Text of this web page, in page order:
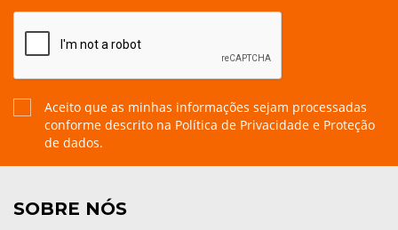
Aceito que as minhas informações sejam processadas
conforme descrito na Política de Privacidade e Proteção
de dados.
SOBRE NÓS